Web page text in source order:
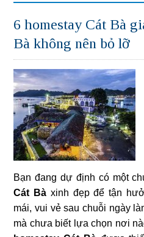
6 homestay Cát Bà
Bà không nên bỏ lỡ
Bạn đang dự định có một
Cát Bà xinh đẹp để tận
mái, vui vẻ sau chuỗi ngày
mà chưa biết lựa chọn nơi